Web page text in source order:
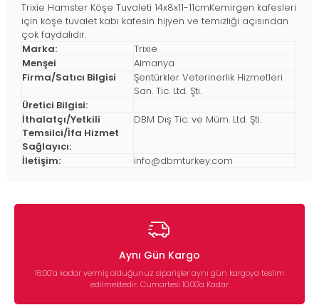
Trixie Hamster Köşe Tuvaleti 14x8x11-11cmKemirgen kafesleri
için köşe tuvalet kabı kafesin hijyen ve temizliği açısından
çok faydalıdır.
Marka:
Trixie
Menşei
Almanya
Firma/Satıcı Bilgisi
Şentürkler Veterinerlik Hizmetleri
San. Tic. Ltd. Şti.
Üretici Bilgisi:
İthalatçı/Yetkili
Temsilci/İfa Hizmet
Sağlayıcı:
DBM Dış Tic. ve Müm. Ltd. Şti.
İletişim: info@dbmturkey.com
Aynı Gün Kargo
16:00’a kadar vermiş olduğunuz siparişler aynı gün kargoya teslim
edilmektedir. Cumartesi 10:00'a Kadar